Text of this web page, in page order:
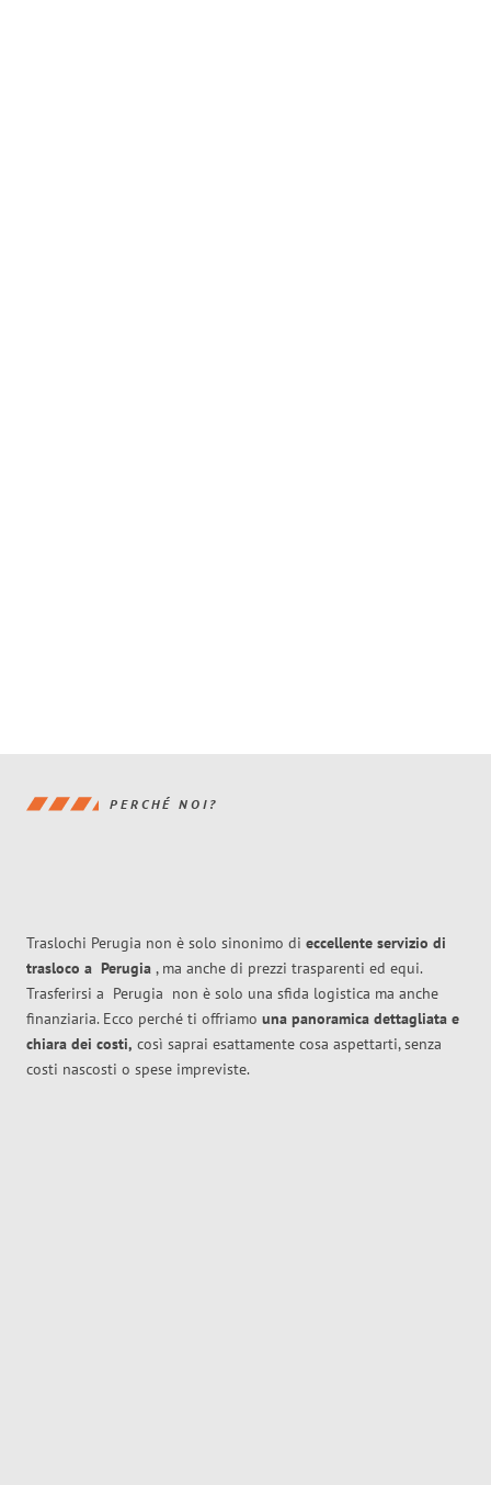
PERCHÉ NOI?
Traslochi Perugia non è solo sinonimo di eccellente servizio di
trasloco a Perugia , ma anche di prezzi trasparenti ed equi.
Trasferirsi a Perugia non è solo una sfida logistica ma anche
finanziaria. Ecco perché ti offriamo una panoramica dettagliata e
chiara dei costi, così saprai esattamente cosa aspettarti, senza
costi nascosti o spese impreviste.